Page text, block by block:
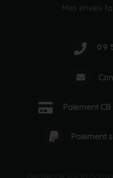
Mes envies
Paiement
Paiement